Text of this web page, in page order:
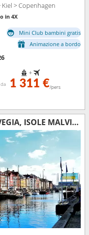
> Copenhagen
in 4X
Mini Club bambini gratis
Animazione a bordo
+
da 1 311 €/pers
DANIMARCA, GERMANIA, NORVEGIA, ISOLE MALVINE